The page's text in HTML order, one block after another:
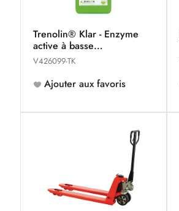
Trenolin® Klar - Enzyme
active à basse
température
V426099-TK
Ajouter aux favoris